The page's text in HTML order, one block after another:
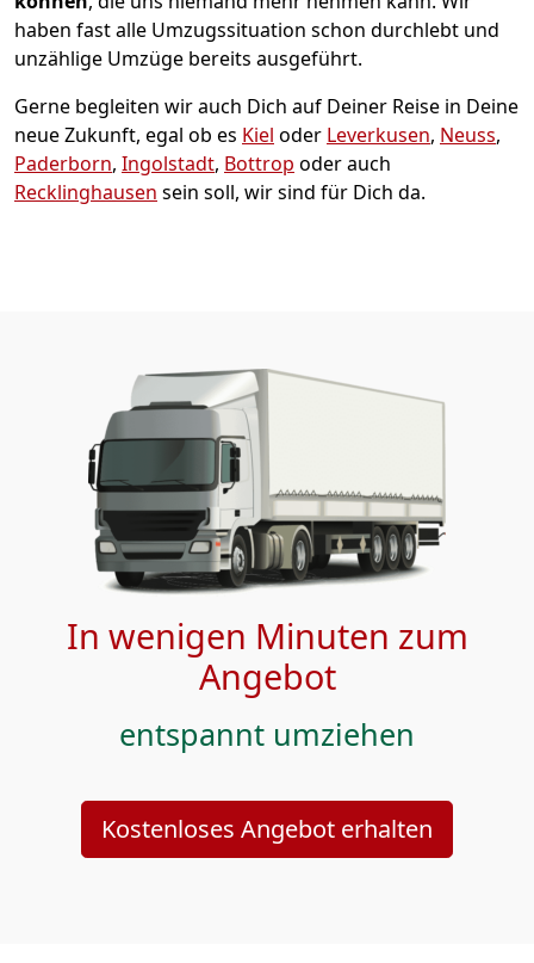
haben fast alle Umzugssituation schon durchlebt und
unzählige Umzüge bereits ausgeführt.
Gerne begleiten wir auch Dich auf Deiner Reise in Deine
neue Zukunft, egal ob es Kiel oder Leverkusen, Neuss,
Paderborn, Ingolstadt, Bottrop oder auch
Recklinghausen sein soll, wir sind für Dich da.
In wenigen Minuten zum
Angebot
entspannt umziehen
Kostenloses Angebot erhalten